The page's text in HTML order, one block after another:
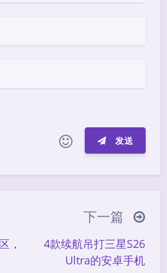
发送
(≧∇≦*)ゝ
(☆ω☆)
(ノ°ο°)ノ
(ฅ´ω`ฅ)
，
下一篇
4款续航吊打三星S26
Ultra的安卓手机